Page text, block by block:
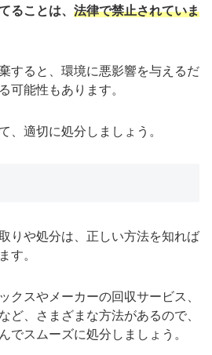
ることは、 法律で禁止されていま
すると、環境に悪影響を与えるだ
可能性もあります。
、適切に処分しましょう。
りや処分は、正しい方法を知れば
す。
クスやメーカーの回収サービス、
ど、さまざまな方法があるので、
でスムーズに処分しましょう。